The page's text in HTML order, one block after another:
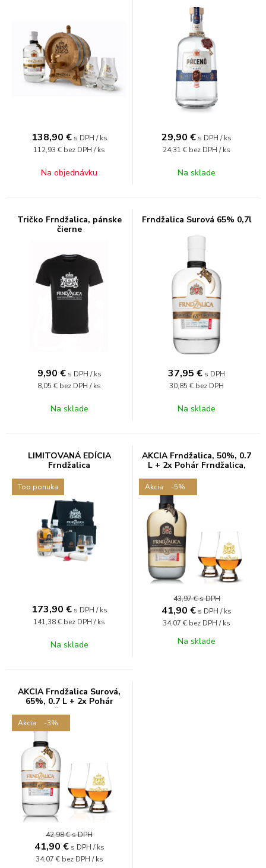
138,90 € s DPH / ks
112,93 € bez DPH / ks
Na objednávku
29,90 € s DPH / ks
24,31 € bez DPH / ks
Na sklade
Tričko Frndžalica, pánske
čierne
9,90 € s DPH / ks
8,05 € bez DPH / ks
Na sklade
Frndžalica Surová 65% 0,7l
37,95 € s DPH
30,85 € bez DPH
Na sklade
LIMITOVANÁ EDÍCIA
Frndžalica
Top ponuka
173,90 € s DPH / ks
141,38 € bez DPH / ks
Na sklade
AKCIA Frndžalica, 50%, 0.7
L + 2x Pohár Frndžalica,
Akcia -5%
43,97 €s DPH
41,90 € s DPH / ks
34,07 € bez DPH / ks
Na sklade
AKCIA Frndžalica Surová,
65%, 0.7 L + 2x Pohár
Frndžalica, zlatý
Akcia -3%
42,98 €s DPH
41,90 € s DPH / ks
34,07 € bez DPH / ks